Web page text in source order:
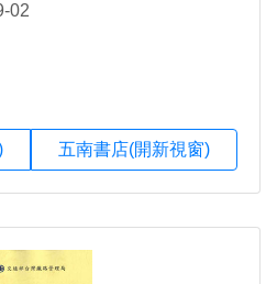
02
五南書店(開新視窗)